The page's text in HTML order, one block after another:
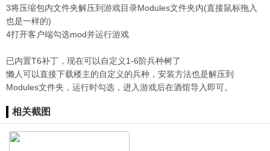
3将压缩包内文件夹解压到游戏目录Modules文件夹内(直接鼠标拖入
也是一样的)
4打开客户端勾选mod并运行游戏
已内置T6补丁，现在可以自定义1-6阶兵种树了
懒人可以直接下载楼主的自定义的兵种，安装方法也是解压到
Modules文件夹，运行时勾选，进入游戏后在酒馆导入即可。
相关截图